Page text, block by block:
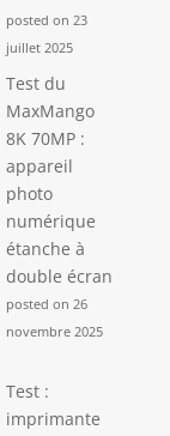
posted on 23
juillet 2025
Test du
MaxMango
8K 70MP :
appareil
photo
numérique
étanche à
double écran
posted on 26
novembre 2025
Test :
imprimante